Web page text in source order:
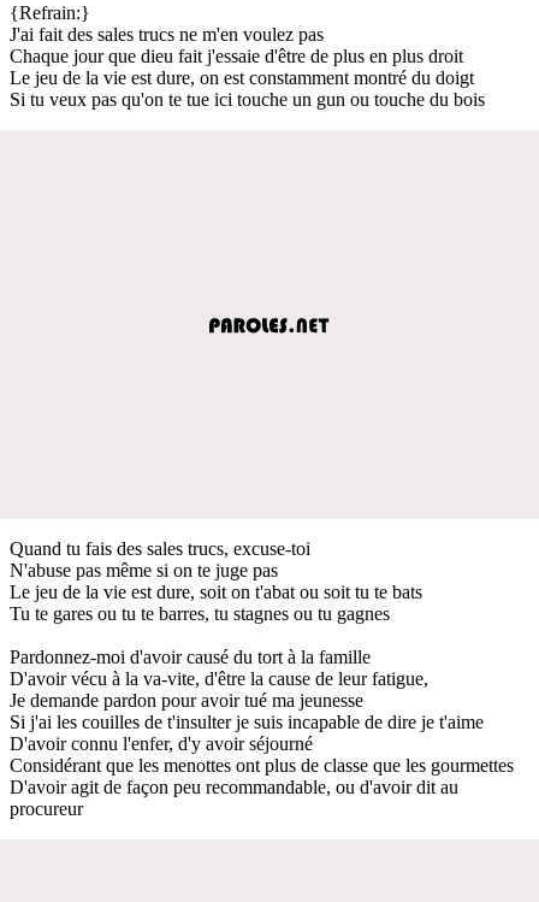
{Refrain:}
J'ai fait des sales trucs ne m'en voulez pas
Chaque jour que dieu fait j'essaie d'être de plus en plus droit
Le jeu de la vie est dure, on est constamment montré du doigt
Si tu veux pas qu'on te tue ici touche un gun ou touche du bois
Quand tu fais des sales trucs, excuse-toi
N'abuse pas même si on te juge pas
Le jeu de la vie est dure, soit on t'abat ou soit tu te bats
Tu te gares ou tu te barres, tu stagnes ou tu gagnes
Pardonnez-moi d'avoir causé du tort à la famille
D'avoir vécu à la va-vite, d'être la cause de leur fatigue,
Je demande pardon pour avoir tué ma jeunesse
Si j'ai les couilles de t'insulter je suis incapable de dire je t'aime
D'avoir connu l'enfer, d'y avoir séjourné
Considérant que les menottes ont plus de classe que les gourmettes
D'avoir agit de façon peu recommandable, ou d'avoir dit au
procureur